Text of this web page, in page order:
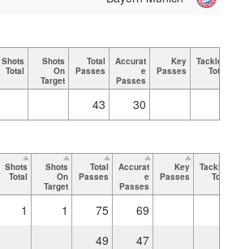
Shots
Total
Shots
On
Target
Total
Passes
Accurat
e
Passes
Key
Passes
Tackles
Total
43 30
Shots
Total
Shots
On
Target
Total
Passes
Accurat
e
Passes
Key
Passes
Tackles
Total
1 1 75
69
49
47